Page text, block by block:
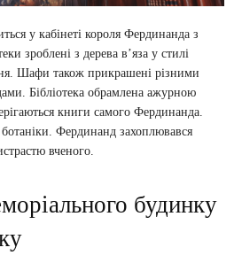
у кабінеті короля Фердинанда з
зроблені з дерева в’яза у стилі
Шафи також прикрашені різними
Бібліотека обрамлена ажурною
книги самого Фердинанда.
Фердинанд захоплювався
вченого.
будинку